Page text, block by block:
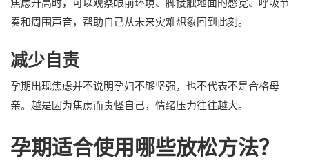
奏和周围声音，帮助自己从未来灾难想象回到此刻。
减少自责
孕期出现焦虑并不说明孕妇不够坚强，也不代表不是合格母
亲。越是因为焦虑而责怪自己，情绪压力往往越大。
孕期适合使用哪些放松方法？